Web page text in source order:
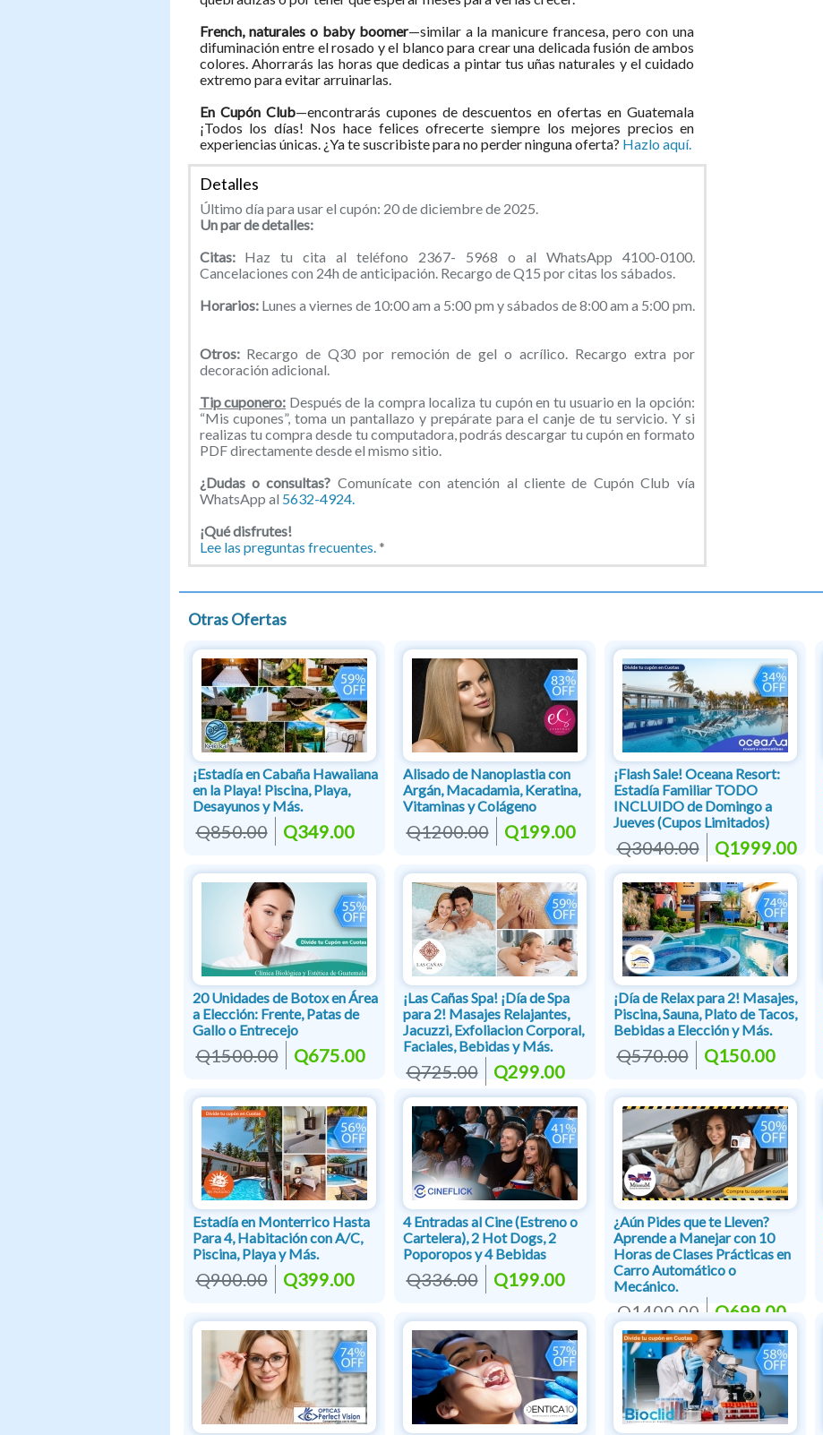
French, naturales o baby boomer—similar a la manicure francesa, pero con una
difuminación entre el rosado y el blanco para crear una delicada fusión de ambos
colores. Ahorrarás las horas que dedicas a pintar tus uñas naturales y el cuidado
extremo para evitar arruinarlas.
En Cupón Club—encontrarás cupones de descuentos en ofertas en Guatemala
¡Todos los días! Nos hace felices ofrecerte siempre los mejores precios en
experiencias únicas. ¿Ya te suscribiste para no perder ninguna oferta? Hazlo aquí.
Detalles
Último día para usar el cupón: 20 de diciembre de 2025.
Un par de detalles:
Citas: Haz tu cita al teléfono 2367- 5968 o al WhatsApp 4100-0100.
Cancelaciones con 24h de anticipación. Recargo de Q15 por citas los sábados.
Horarios: Lunes a viernes de 10:00 am a 5:00 pm y sábados de 8:00 am a 5:00 pm.
Otros:Recargo de Q30 por remoción de gel o acrílico. Recargo extra por
decoración adicional.
Tip cuponero: Después de la compra localiza tu cupón en tu usuario en la opción:
“Mis cupones”, toma un pantallazo y prepárate para el canje de tu servicio. Y si
realizas tu compra desde tu computadora, podrás descargar tu cupón en formato
PDF directamente desde el mismo sitio.
¿Dudas o consultas? Comunícate con atención al cliente de Cupón Club vía
WhatsApp al 5632-4924.
¡Qué disfrutes!
Lee las preguntas frecuentes.*
Otras Ofertas
¡Estadía en Cabaña Hawaiiana
en la Playa! Piscina, Playa,
Desayunos y Más.
Q850.00 Q349.00
Alisado de Nanoplastia con
Argán, Macadamia, Keratina,
Vitaminas y Colágeno
Q1200.00 Q199.00
¡Flash Sale! Oceana Resort:
Estadía Familiar TODO
INCLUIDO de Domingo a
Jueves (Cupos Limitados)
Q3040.00 Q1999.00
20 Unidades de Botox en Área
a Elección: Frente, Patas de
Gallo o Entrecejo
Q1500.00 Q675.00
¡Las Cañas Spa! ¡Día de Spa
para 2! Masajes Relajantes,
Jacuzzi, Exfoliacion Corporal,
Faciales, Bebidas y Más.
Q725.00 Q299.00
¡Día de Relax para 2! Masajes,
Piscina, Sauna, Plato de Tacos,
Bebidas a Elección y Más.
Q570.00 Q150.00
Estadía en Monterrico Hasta
Para 4, Habitación con A/C,
Piscina, Playa y Más.
Q900.00 Q399.00
4 Entradas al Cine (Estreno o
Cartelera), 2 Hot Dogs, 2
Poporopos y 4 Bebidas
Q336.00 Q199.00
¿Aún Pides que te Lleven?
Aprende a Manejar con 10
Horas de Clases Prácticas en
Carro Automático o
Mecánico.
Q1400.00 Q699.00